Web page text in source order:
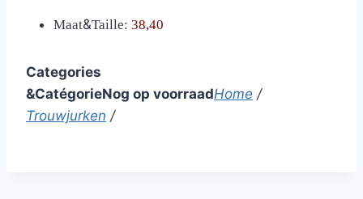
Maat&Taille: 38,40
Categories
&CatégorieNog op voorraadHome /
Trouwjurken /